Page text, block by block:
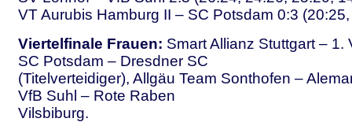
VT Aurubis Hamburg II – SC Potsdam 0:3
Viertelfinale Frauen: Smart Allianz Stuttgart – 1.
SC Potsdam – Dresdner SC
(Titelverteidiger), Allgäu Team Sonthofen –
VfB Suhl – Rote Raben
Vilsbiburg.